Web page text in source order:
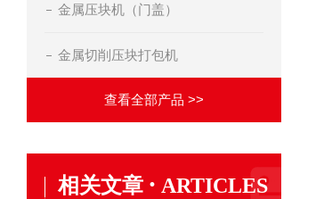
金属压块机（门盖）
金属切削压块打包机
查看全部产品 >>
相关文章 · ARTICLES